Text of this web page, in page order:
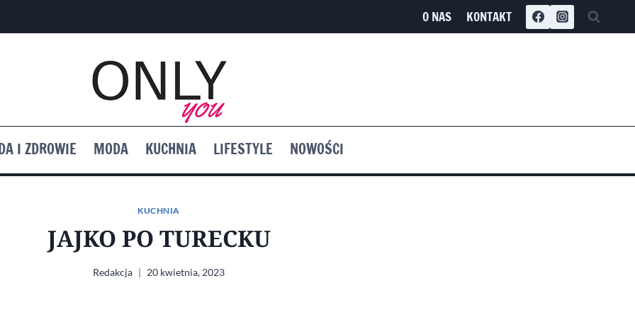
O NAS KONTAKT
I ZDROWIE MODA KUCHNIA LIFESTYLE NOWOŚCI
KUCHNIA
JAJKO PO TURECKU
Redakcja 20 kwietnia, 2023